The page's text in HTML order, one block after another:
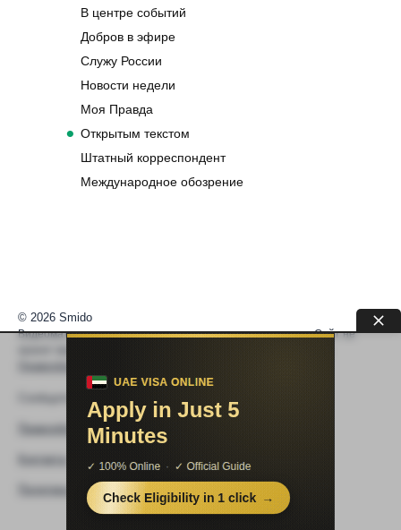
В центре событий
Добров в эфире
Служу России
Новости недели
Моя Правда
Открытым текстом
Штатный корреспондент
Международное обозрение
© 2026 Smido
Видеоматериалы встраиваются из открытых источников. Сайт не
Правообладателям
Видео не работает
Правообладателям
Контакты
Политика конфиденциальности